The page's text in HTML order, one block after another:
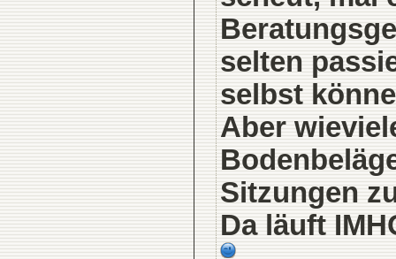
selten
selbst
Aber
Sitzungen
Da läuft